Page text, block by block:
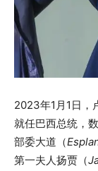
2023年1月1日，
就任巴西总统，
部委大道（
第一夫人扬贾（